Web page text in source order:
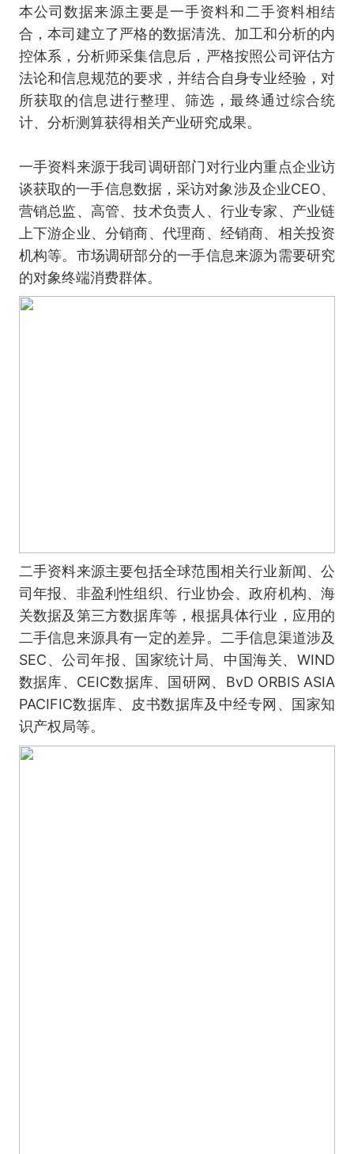
本公司数据来源主要是一手资料和二手资料相结
合，本司建立了严格的数据清洗、加工和分析的内
控体系，分析师采集信息后，严格按照公司评估方
法论和信息规范的要求，并结合自身专业经验，对
所获取的信息进行整理、筛选，最终通过综合统
计、分析测算获得相关产业研究成果。
一手资料来源于我司调研部门对行业内重点企业访
谈获取的一手信息数据，采访对象涉及企业CEO、
营销总监、高管、技术负责人、行业专家、产业链
上下游企业、分销商、代理商、经销商、相关投资
机构等。市场调研部分的一手信息来源为需要研究
的对象终端消费群体。
二手资料来源主要包括全球范围相关行业新闻、公
司年报、非盈利性组织、行业协会、政府机构、海
关数据及第三方数据库等，根据具体行业，应用的
二手信息来源具有一定的差异。二手信息渠道涉及
SEC、公司年报、国家统计局、中国海关、WIND
数据库、CEIC数据库、国研网、BvD ORBIS ASIA
PACIFIC数据库、皮书数据库及中经专网、国家知
识产权局等。